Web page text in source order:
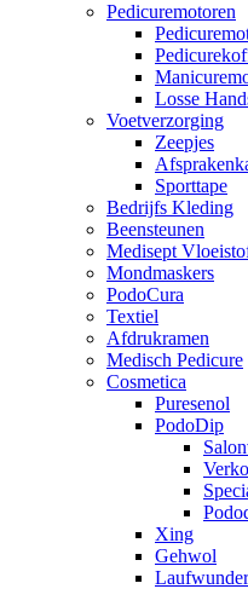
Pedicuremotoren
Losse
Voetverzorging
Zeepjes
Sporttape
Bedrijfs Kleding
Beensteunen
Medisept
Mondmaskers
PodoCura
Textiel
Afdrukramen
Medisch Pedicure
Cosmetica
Puresenol
PodoDip
Xing
Gehwol
Laufwunder